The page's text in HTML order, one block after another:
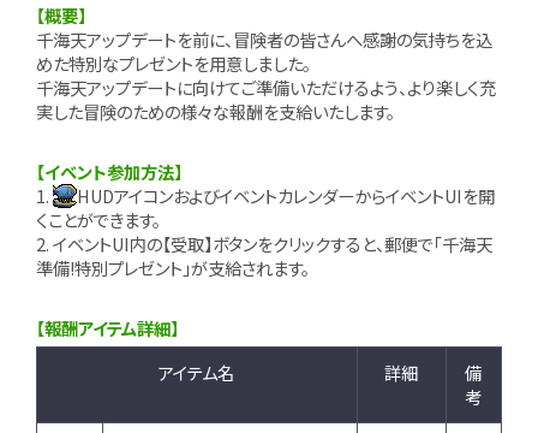
【概要】
千海天アップデートを前に、冒険者の皆さんへ感謝の気持ちを込
めた特別なプレゼントを用意しました。
千海天アップデートに向けてご準備いただけるよう、より楽しく充
実した冒険のための様々な報酬を支給いたします。
【イベント参加方法】
1.
HUDアイコンおよびイベントカレンダーからイベントUIを開
くことができます。
2. イベントUI内の【受取】ボタンをクリックすると、郵便で「千海天
準備!特別プレゼント」が支給されます。
【報酬アイテム詳細】
アイテム名
詳細
備
考